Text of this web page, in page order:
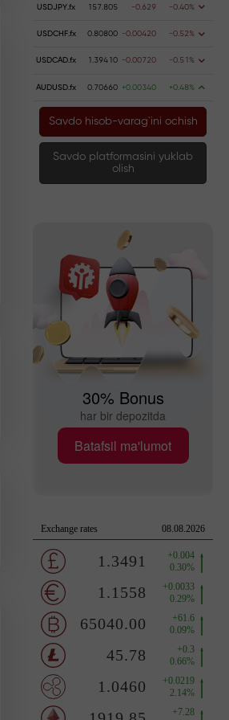
USDJPY.fx 157.805 -0.629 -0.40%
USDCHF.fx 0.80800 -0.00420 -0.52%
USDCAD.fx 1.39410 -0.00720 -0.51%
AUDUSD.fx 0.70660 +0.00340 +0.48%
Savdo hisob-varag`ini ochish
Savdo platformasini yuklab
olish
30% Bonus
har bir depozitda
Batafsil ma'lumot